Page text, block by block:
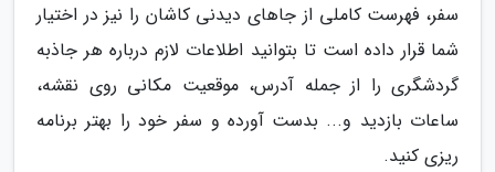
سفر، فهرست کاملی از جاهای دیدنی کاشان را نیز در اختیار
شما قرار داده است تا بتوانید اطلاعات لازم درباره هر جاذبه
گردشگری را از جمله آدرس، موقعیت مکانی روی نقشه،
ساعات بازدید و... بدست آورده و سفر خود را بهتر برنامه
ریزی کنید.